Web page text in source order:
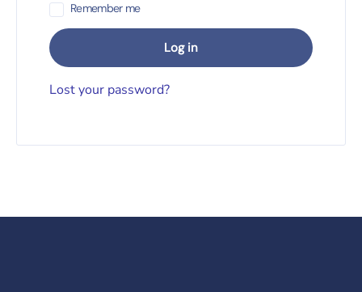
Remember me
Log in
Lost your password?